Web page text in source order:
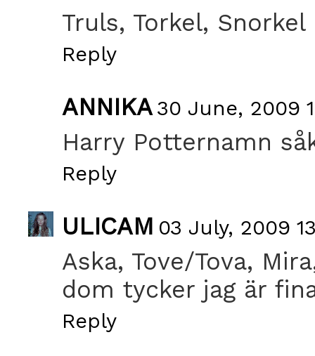
Truls, Torkel,
Reply
ANNIKA 30 June, 2009
Harry Potternamn
Reply
ULICAM 03 July, 2009
Aska, Tove/Tova,
dom tycker jag är
Reply